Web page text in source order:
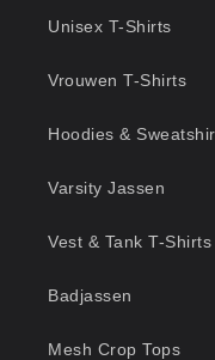
Unisex T-Shirts
Vrouwen T-Shirts
Hoodies &
Varsity Jassen
Vest & Tank T-Shirts
Badjassen
Mesh Crop Tops